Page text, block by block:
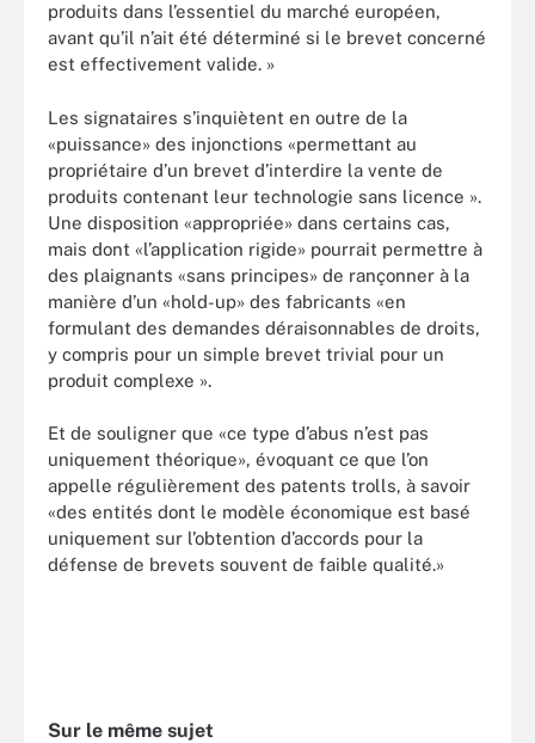
produits dans l’essentiel du marché européen,
avant qu’il n’ait été déterminé si le brevet concerné
est effectivement valide. »
Les signataires s’inquiètent en outre de la
«puissance» des injonctions «permettant au
propriétaire d’un brevet d’interdire la vente de
produits contenant leur technologie sans licence ».
Une disposition «appropriée» dans certains cas,
mais dont «l’application rigide» pourrait permettre à
des plaignants «sans principes» de rançonner à la
manière d’un «hold-up» des fabricants «en
formulant des demandes déraisonnables de droits,
y compris pour un simple brevet trivial pour un
produit complexe ».
Et de souligner que «ce type d’abus n’est pas
uniquement théorique», évoquant ce que l’on
appelle régulièrement des patents trolls, à savoir
«des entités dont le modèle économique est basé
uniquement sur l’obtention d’accords pour la
défense de brevets souvent de faible qualité.»
Sur le même sujet